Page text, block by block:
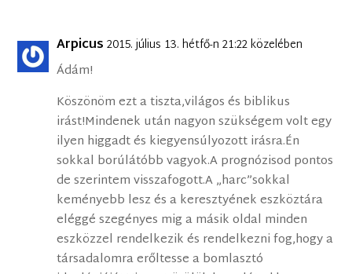
Arpicus 2015. július 13. hétfő-n 21:22 közelében
Ádám!
Köszönöm ezt a tiszta,világos és biblikus
irást!Mindenek után nagyon szükségem volt egy
ilyen higgadt és kiegyensúlyozott irásra.Én
sokkal borúlátóbb vagyok.A prognózisod pontos
de szerintem visszafogott.A „harc”sokkal
keményebb lesz és a keresztyének eszköztára
eléggé szegényes mig a másik oldal minden
eszközzel rendelkezik és rendelkezni fog,hogy a
társadalomra erőltesse a bomlasztó